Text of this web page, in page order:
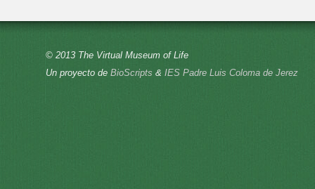
© 2013 The Virtual Museum of Life
Un proyecto de BioScripts & IES Padre Luis Coloma de Jerez